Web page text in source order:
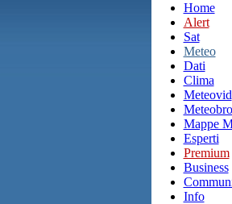
Home
Alert
Sat
Meteo
Dati
Clima
Meteovid
Mappe
Esperti
Premium
Business
Info